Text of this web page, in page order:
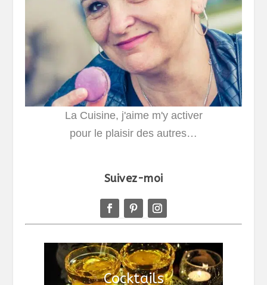
La Cuisine, j'aime m'y activer
pour le plaisir des autres…
Suivez-moi